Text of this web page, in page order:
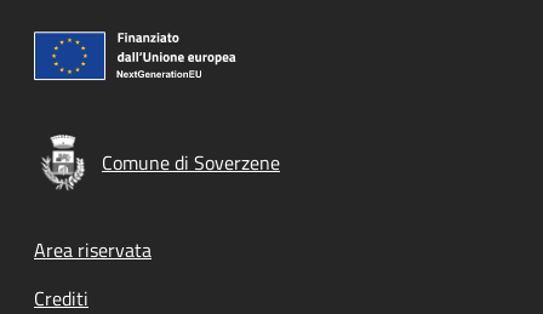
Comune di Soverzene
Footer menu
Area riservata
Crediti